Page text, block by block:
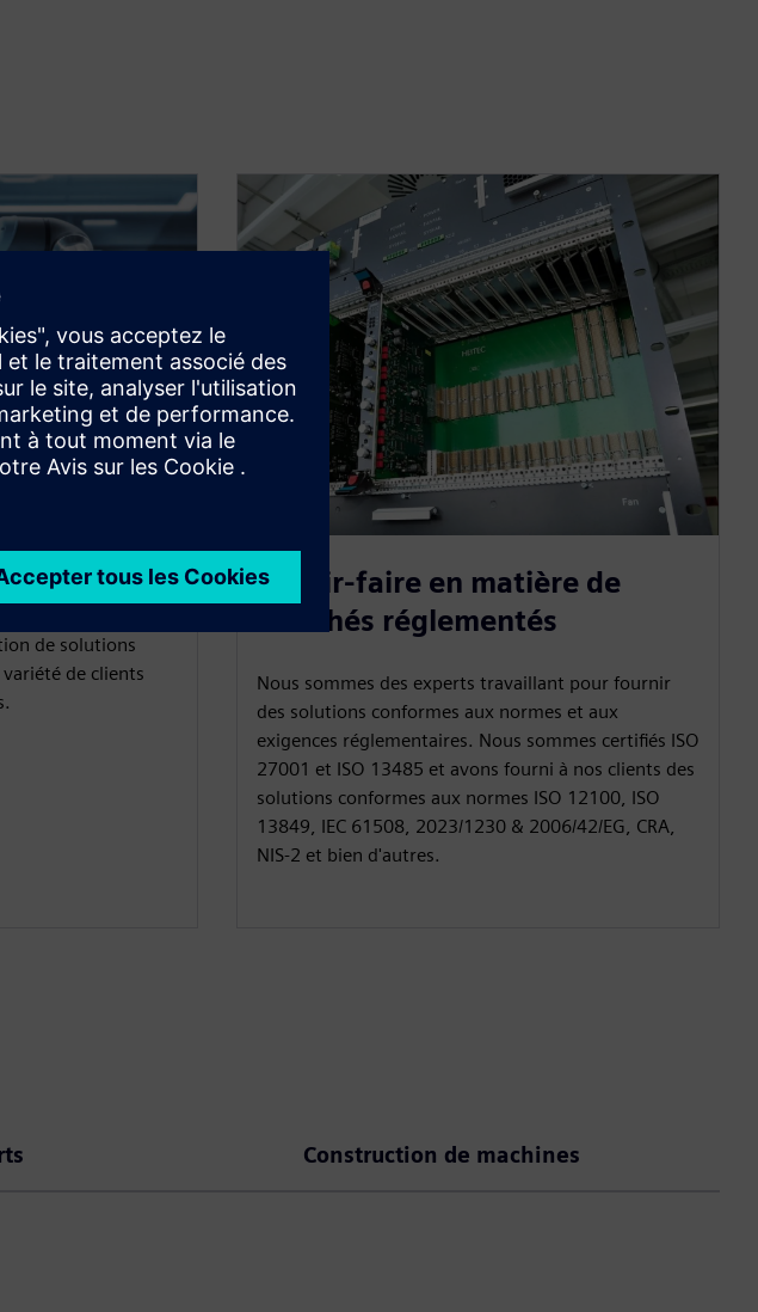
de solutions
variété de clients
Savoir-faire en matière de
marchés réglementés
Nous sommes des experts travaillant pour fournir
des solutions conformes aux normes et aux
exigences réglementaires. Nous sommes certifiés ISO
27001 et ISO 13485 et avons fourni à nos clients des
solutions conformes aux normes ISO 12100, ISO
13849, IEC 61508, 2023/1230 & 2006/42/EG, CRA,
NIS-2 et bien d'autres.
Construction de machines